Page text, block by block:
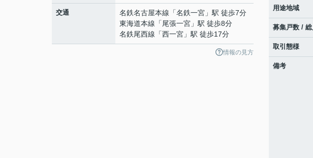
交通 名鉄名古屋本線 「名鉄一宮 」駅 徒歩7分
東海道本線 「尾張一宮 」駅 徒歩8分
名鉄尾西線 「西一宮 」駅 徒歩17分
情報の見方
用途地域
募集戸数 /
取引態様
備考